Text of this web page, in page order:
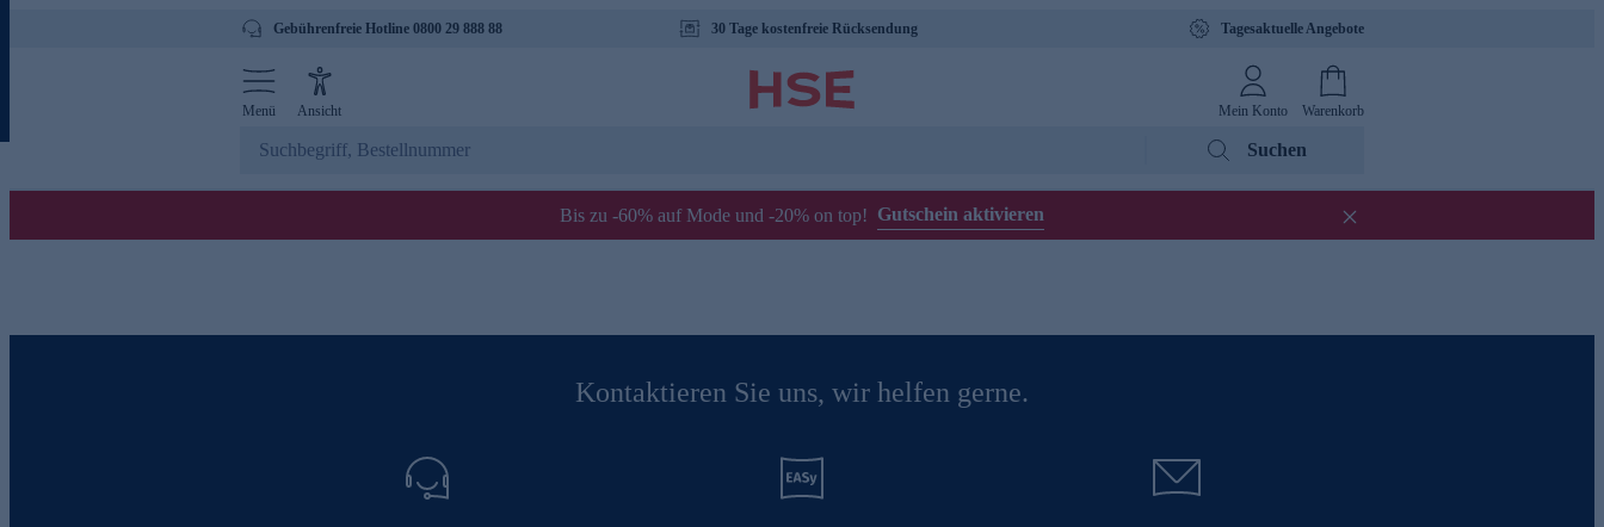
Gebührenfreie Hotline 0800 29 888 88 30 Tage kostenfreie Rücksendung Tagesaktuelle Angebote
Menü Ansicht Mein Konto Warenkorb
Suchen
Bis zu -60% auf Mode und -20% on top! Gutschein aktivieren
Kontaktieren Sie uns, wir helfen gerne.